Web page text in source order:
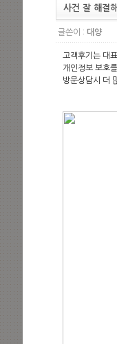
사건 잘 해결
글쓴이 : 대양
고객후기는 대
개인정보 보호
방문상담시 더